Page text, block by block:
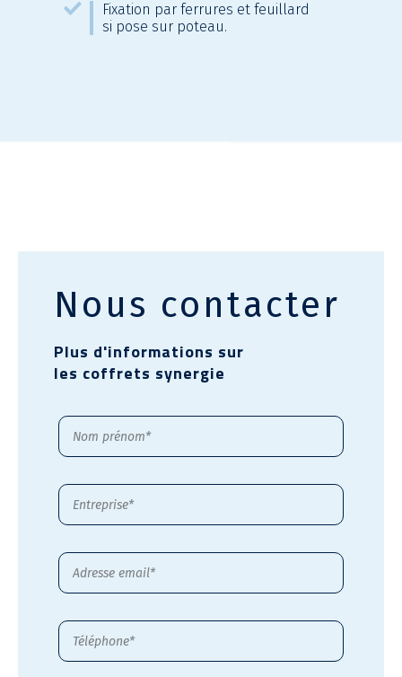
Fixation par ferrures et feuillard
si pose sur poteau.
Nous contacter
Plus d'informations sur
les coffrets synergie